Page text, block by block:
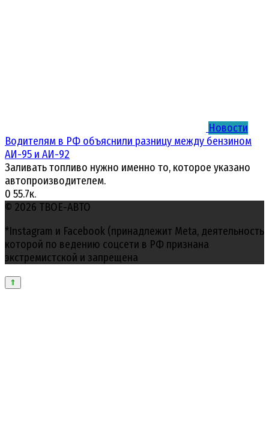
Новости
Водителям в РФ объяснили разницу между бензином
АИ-95 и АИ-92
Заливать топливо нужно именно то, которое указано
автопроизводителем.
0 55.7к.
© 2026 ТВОЕ-АВТО
*Instagram и Facebook (принадлежит Meta, деятельность
которой по ведению соцсети в РФ признана
экстремистской и запрещена